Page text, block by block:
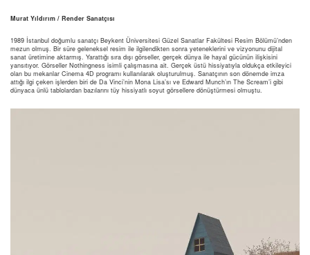
Murat Yıldırım / Render Sanatçısı
1989 İstanbul doğumlu sanatçı Beykent Üniversitesi Güzel Sanatlar Fakültesi Resim Bölümü’nden
mezun olmuş. Bir süre geleneksel resim ile ilgilendikten sonra yeteneklerini ve vizyonunu dijital
sanat üretimine aktarmış. Yarattığı sıra dışı görseller, gerçek dünya ile hayal gücünün ilişkisini
yansıtıyor. Görseller Nothingness isimli çalışmasına ait. Gerçek üstü hissiyatıyla oldukça etkileyici
olan bu mekanlar Cinema 4D programı kullanılarak oluşturulmuş. Sanatçının son dönemde imza
attığı ilgi çeken işlerden biri de Da Vinci’nin Mona Lisa’sı ve Edward Munch’ın The Scream’i gibi
dünyaca ünlü tablolardan bazılarını tüy hissiyatlı soyut görsellere dönüştürmesi olmuştu.